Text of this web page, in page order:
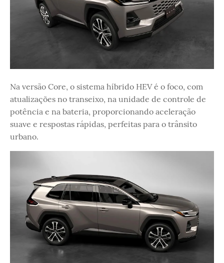
Na versão Core, o sistema híbrido HEV é o foco, com
atualizações no transeixo, na unidade de controle de
potência e na bateria, proporcionando aceleração
suave e respostas rápidas, perfeitas para o trânsito
urbano.